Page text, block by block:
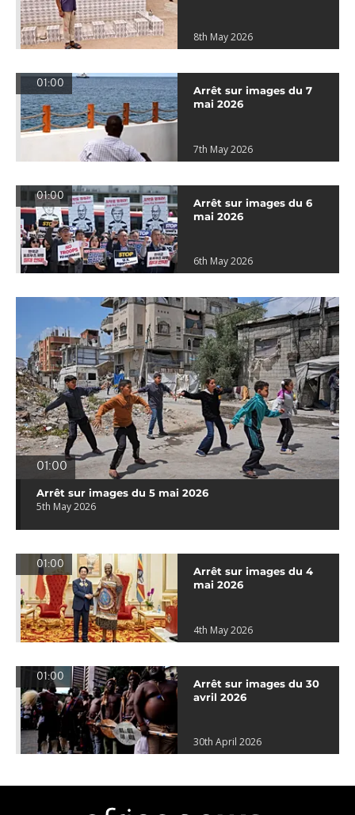
8th May 2026
01:00
Arrêt sur images du 7
mai 2026
7th May 2026
01:00
Arrêt sur images du 6
mai 2026
6th May 2026
01:00
Arrêt sur images du 5 mai 2026
5th May 2026
01:00
Arrêt sur images du 4
mai 2026
4th May 2026
01:00
Arrêt sur images du 30
avril 2026
30th April 2026